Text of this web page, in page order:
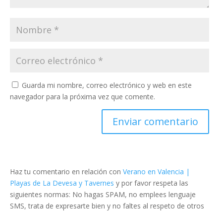
Guarda mi nombre, correo electrónico y web en este
navegador para la próxima vez que comente.
Haz tu comentario en relación con Verano en Valencia |
Playas de La Devesa y Tavernes y por favor respeta las
siguientes normas: No hagas SPAM, no emplees lenguaje
SMS, trata de expresarte bien y no faltes al respeto de otros